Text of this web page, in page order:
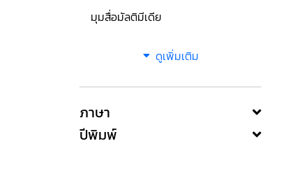
มุมสื่อมัลติมีเดีย
ดูเพิ่มเติม
ภาษา
ปีพิมพ์